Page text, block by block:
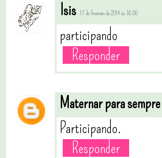
Isis 17 de fevereiro de 2014 às 16:00
participando
Responder
Maternar para sempre
Participando.
Responder